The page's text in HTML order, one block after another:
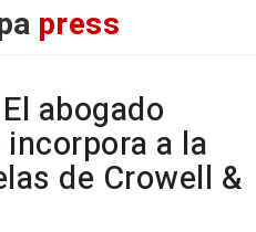
press
abogado
a la
de Crowell &